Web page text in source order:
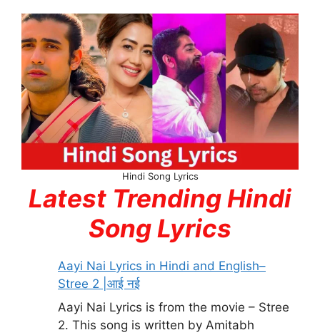
Hindi Song Lyrics
Latest Trending Hindi
Song Lyrics
Aayi Nai Lyrics in Hindi and English–
Stree 2 |आई नई
Aayi Nai Lyrics is from the movie – Stree
2. This song is written by Amitabh